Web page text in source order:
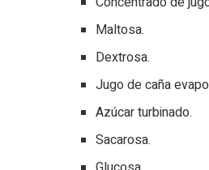
Maltosa.
Dextrosa.
Jugo de caña
Azúcar turbinado.
Sacarosa.